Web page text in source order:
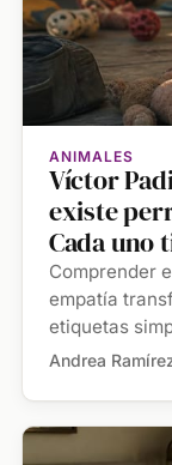
ANIMALES
Víctor
existe
Cada uno
mochila
Comprender
empatía
etiquetas
Andrea